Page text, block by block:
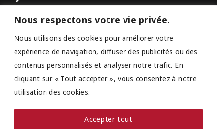
Nous respectons votre vie privée.
Nous utilisons des cookies pour améliorer votre
expérience de navigation, diffuser des publicités ou des
contenus personnalisés et analyser notre trafic. En
cliquant sur « Tout accepter », vous consentez à notre
utilisation des cookies.
Accepter tout
Nous acceptons la plupart des passerelles de